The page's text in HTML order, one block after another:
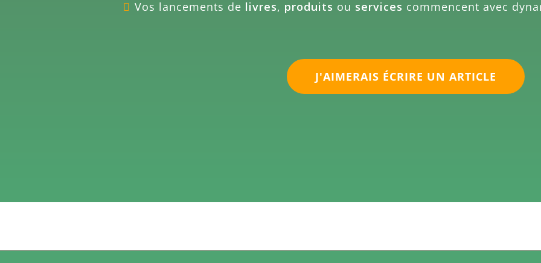
Vos lancements de livres, produits ou services commencent avec
J'AIMERAIS ÉCRIRE UN ARTICLE